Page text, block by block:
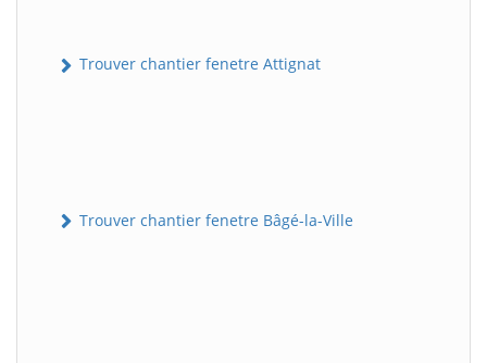
Trouver chantier fenetre Attignat
Trouver chantier fenetre Bâgé-la-Ville